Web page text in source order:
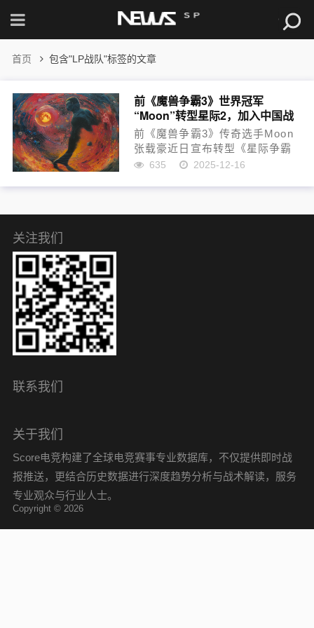
首页 包含"LP战队"标签的文章
前《魔兽争霸3》世界冠军
“Moon”转型星际2，加入中国战
队LP
前《魔兽争霸3》传奇选手Moon
张载豪近日宣布转型《星际争霸
2》，并正式加盟中国LP战队，引
635 2025-12-16
关注我们
联系我们
关于我们
Score电竞构建了全球电竞赛事专业数据库，不仅提供即时战
报推送，更结合历史数据进行深度趋势分析与战术解读，服务
专业观众与行业人士。
Copyright © 2026